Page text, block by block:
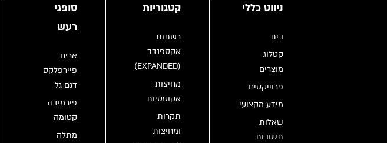
ניווט כללי
בית
קטלוג
מוצרים
פרוייקטים
מידע מקצועי
שאלות
תשובות
קטגוריות
רשתות
אקספנדד
(EXPANDED)
מחיצות
אקוסטיות
תקרות
ומחיצות
סופגי
רעש
אריח
פיירפלקס
דגם גל
פירמידה
קטומה
מתלה